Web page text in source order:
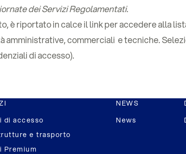
dei Servizi Regolamentati.
è riportato in calce il link per accedere alla
amministrative, commerciali e tecniche.
di accesso).
di accesso
e trasporto
Premium
NEWS
News